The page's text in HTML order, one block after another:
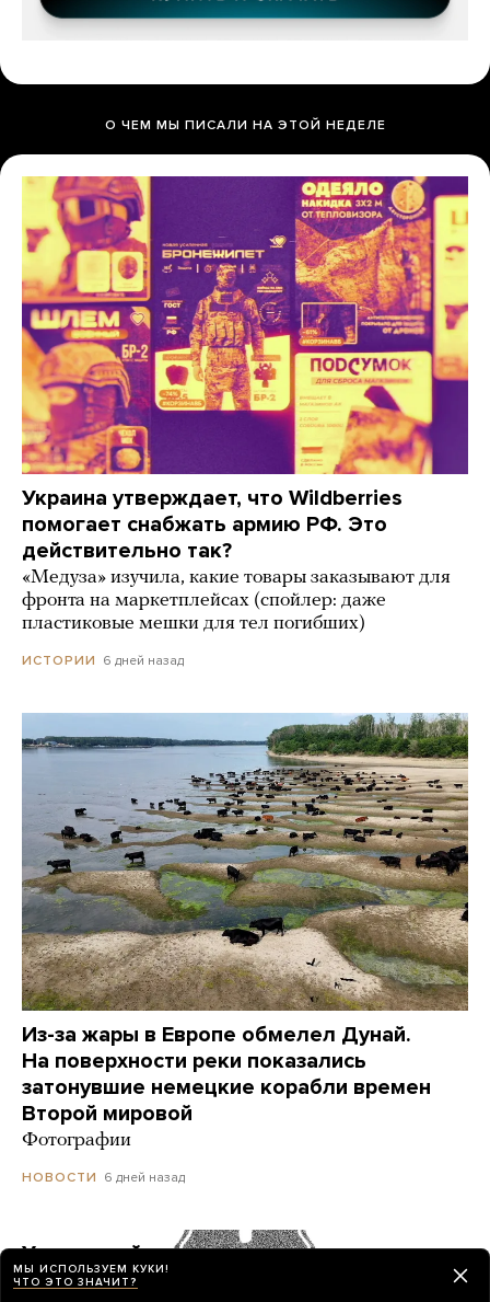
О ЧЕМ МЫ ПИСАЛИ НА ЭТОЙ НЕДЕЛЕ
Украина утверждает, что Wildberries
помогает снабжать армию РФ. Это
действительно так?
«Медуза» изучила, какие товары заказывают для
фронта на маркетплейсах (спойлер: даже
пластиковые мешки для тел погибших)
ИСТОРИИ 6 дней назад
Из-за жары в Европе обмелел Дунай.
На поверхности реки показались
затонувшие немецкие корабли времен
Второй мировой
Фотографии
НОВОСТИ 6 дней назад
Украинский дрон попал по пляжу
в Геленджике. Куда он летел? Его сбили?
МЫ ИСПОЛЬЗУЕМ КУКИ!
ЧТО ЭТО ЗНАЧИТ?